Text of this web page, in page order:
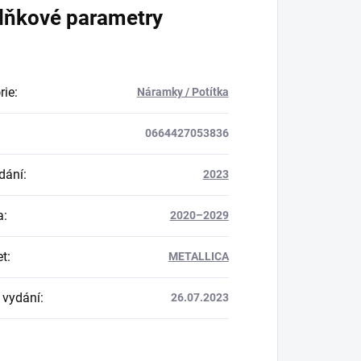
parametry
: Náramky / Potítka
0664427053836
: 2023
: 2020–2029
: METALLICA
: 26.07.2023